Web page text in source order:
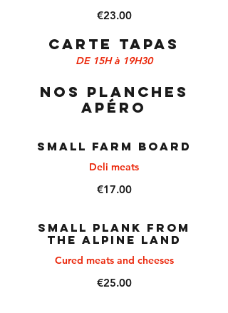
€23.00
CARTE TAPAS
DE 15H à 19H30
NOS PLANCHES
APÉRO
SMALL FARM BOARD
Deli meats
€17.00
SMALL PLANK FROM
THE ALPINE LAND
Cured meats and cheeses
€25.00